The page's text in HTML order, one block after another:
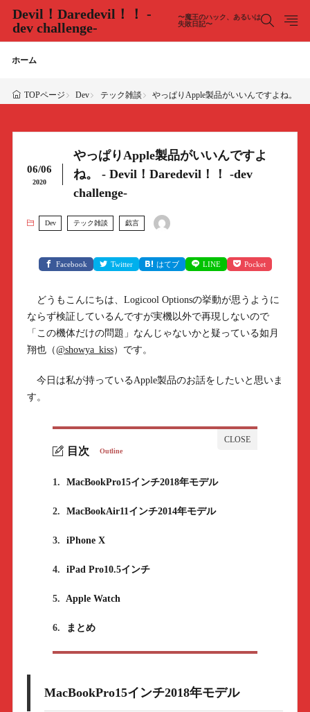
Devil！Daredevil！！ -
dev challenge-
〜魔王のハック、あるいは
失敗日記〜
ホーム
TOPページ Dev テック雑談 やっぱりApple製品がいいんですよね。 -
06/06
2020
やっぱりApple製品がいいんですよ
ね。 - Devil！Daredevil！！ -dev
challenge-
Dev テック雑談 戯言
Facebook Twitter はてブ LINE Pocket
どうもこんにちは、Logicool Optionsの挙動が思うように
ならず検証しているんですが実機以外で再現しないので
「この機体だけの問題」なんじゃないかと疑っている如月
翔也（@showya_kiss）です。
今日は私が持っているApple製品のお話をしたいと思いま
す。
目次 Outline
1. MacBookPro15インチ2018年モデル
2. MacBookAir11インチ2014年モデル
3. iPhone X
4. iPad Pro10.5インチ
5. Apple Watch
6. まとめ
MacBookPro15インチ2018年モデル